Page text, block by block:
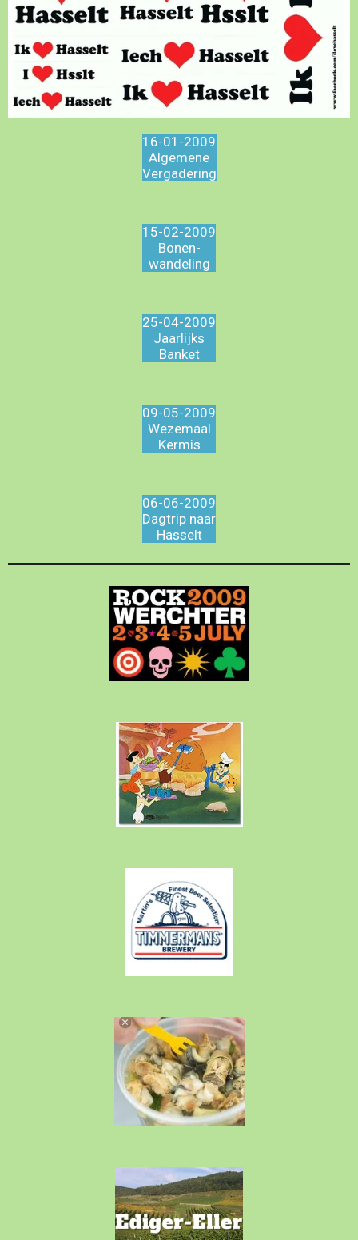
16-01-2009
Algemene
Vergadering
15-02-2009
Bonen-
wandeling
25-04-2009
Jaarlijks
Banket
09-05-2009
Wezemaal
Kermis
06-06-2009
Dagtrip naar
Hasselt